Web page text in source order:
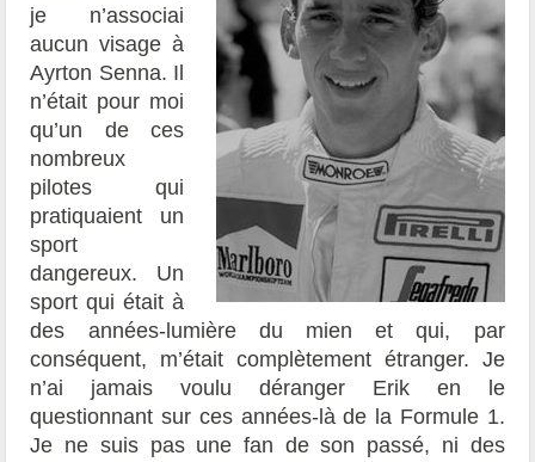
je n’associai
aucun visage à
Ayrton Senna. Il
n’était pour moi
qu’un de ces
nombreux
pilotes qui
pratiquaient un
sport
dangereux. Un
sport qui était à
des années-lumière du mien et qui, par
conséquent, m’était complètement étranger. Je
n’ai jamais voulu déranger Erik en le
questionnant sur ces années-là de la Formule 1.
Je ne suis pas une fan de son passé, ni des